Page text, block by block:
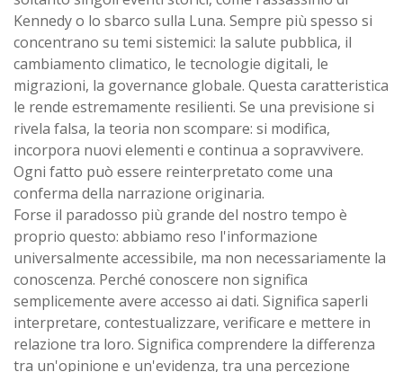
Kennedy o lo sbarco sulla Luna. Sempre più spesso si
concentrano su temi sistemici: la salute pubblica, il
cambiamento climatico, le tecnologie digitali, le
migrazioni, la governance globale. Questa caratteristica
le rende estremamente resilienti. Se una previsione si
rivela falsa, la teoria non scompare: si modifica,
incorpora nuovi elementi e continua a sopravvivere.
Ogni fatto può essere reinterpretato come una
conferma della narrazione originaria.
Forse il paradosso più grande del nostro tempo è
proprio questo: abbiamo reso l'informazione
universalmente accessibile, ma non necessariamente la
conoscenza. Perché conoscere non significa
semplicemente avere accesso ai dati. Significa saperli
interpretare, contestualizzare, verificare e mettere in
relazione tra loro. Significa comprendere la differenza
tra un'opinione e un'evidenza, tra una percezione